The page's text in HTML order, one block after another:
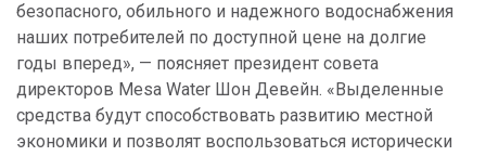
безопасного, обильного и надежного водоснабжения
наших потребителей по доступной цене на долгие
годы вперед», — поясняет президент совета
директоров Mesa Water Шон Девейн. «Выделенные
средства будут способствовать развитию местной
экономики и позволят воспользоваться исторически